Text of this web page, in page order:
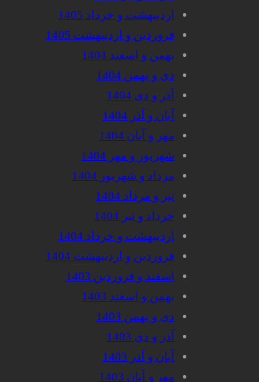
اردیبهشت و خرداد 1405
فروردین و اردیبهشت 1405
بهمن و اسفند 1404
دی و بهمن 1404
آذر و دی 1404
آبان و آذر 1404
مهر و آبان 1404
شهریور و مهر 1404
مرداد و شهریور 1404
تیر و مرداد 1404
خرداد و تیر 1404
اردیبهشت و خرداد 1404
فروردین و اردیبهشت 1404
اسفند و فروردین 1403
بهمن و اسفند 1403
دی و بهمن 1403
آذر و دی 1403
آبان و آذر 1403
مهر و آبان 1403